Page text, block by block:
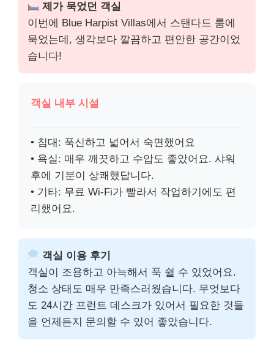
제가 묵었던 객실
이번에 Blue Harpist Villas에서 스탠다드 룸에
묵었는데, 생각보다 깔끔하고 편안한 공간이었
습니다!
객실 내부 시설
• 침대: 푹신하고 넓어서 숙면했어요
• 욕실: 매우 깨끗하고 수압도 좋았어요. 샤워
후에 기분이 상쾌했답니다.
• 기타: 무료 Wi-Fi가 빨라서 작업하기에도 편
리했어요.
객실 이용 후기
객실이 조용하고 아늑해서 푹 쉴 수 있었어요.
청소 상태도 매우 만족스러웠습니다. 무엇보다
도 24시간 프런트 데스크가 있어서 필요한 것들
을 언제든지 문의할 수 있어 좋았습니다.